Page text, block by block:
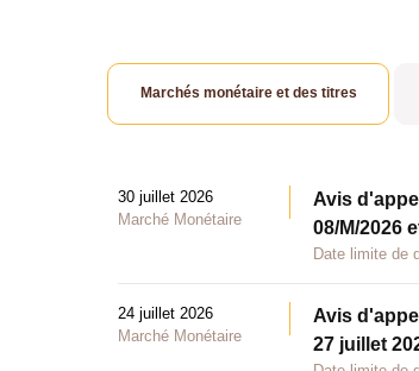
Marchés monétaire et des titres
30 juillet 2026
Marché Monétaire
Avis
08/M/2026
Date limite de
24 juillet 2026
Marché Monétaire
Avis
27 juillet